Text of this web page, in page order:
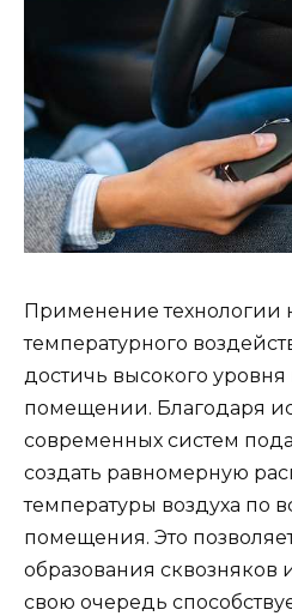
Применение технологии
температурного
достичь высокого
помещении. Благодаря
современных систем
создать равномерную
температуры воздуха по
помещения. Это
образования сквозняков
свою очередь